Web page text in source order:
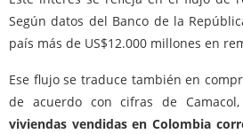
Según datos del Banco de la
país más de US$12.000 millones en
Ese flujo se traduce también en
de acuerdo con cifras de Camacol,
viviendas vendidas en Colombia